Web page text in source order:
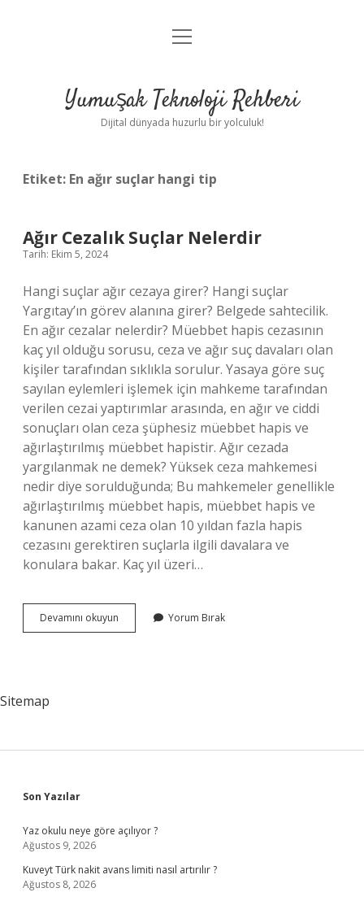
Anasayfa
Yasal Uyarı
menüyü
Yumuşak Teknoloji Rehberi
Dijital dünyada huzurlu bir yolculuk!
Etiket: En ağır suçlar hangi tip
Ağır Cezalık Suçlar Nelerdir
Tarih: Ekim 5, 2024
Hangi suçlar ağır cezaya girer? Hangi suçlar
Yargıtay’ın görev alanına girer? Belgede sahtecilik.
En ağır cezalar nelerdir? Müebbet hapis cezasının
kaç yıl olduğu sorusu, ceza ve ağır suç davaları olan
kişiler tarafından sıklıkla sorulur. Yasaya göre suç
sayılan eylemleri işlemek için mahkeme tarafından
verilen cezai yaptırımlar arasında, en ağır ve ciddi
sonuçları olan ceza şüphesiz müebbet hapis ve
ağırlaştırılmış müebbet hapistir. Ağır cezada
yargılanmak ne demek? Yüksek ceza mahkemesi
nedir diye sorulduğunda; Bu mahkemeler genellikle
ağırlaştırılmış müebbet hapis, müebbet hapis ve
kanunen azami ceza olan 10 yıldan fazla hapis
cezasını gerektiren suçlarla ilgili davalara ve
konulara bakar. Kaç yıl üzeri…
Devamını okuyun
Cezalık
Yorum Bırak
Sitemap
Sidebar
Son Yazılar
Yaz okulu neye göre açılıyor ?
Ağustos 9, 2026
Kuveyt Türk nakit avans limiti nasıl artırılır ?
Ağustos 8, 2026